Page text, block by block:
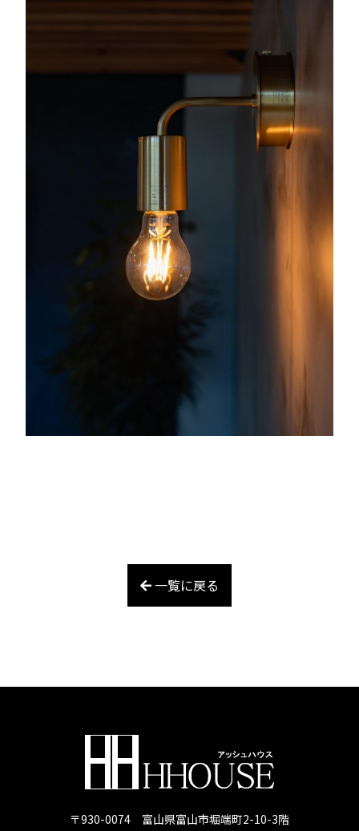
一覧に戻る
〒930-0074 富山県富山市堀端町2-10-3階